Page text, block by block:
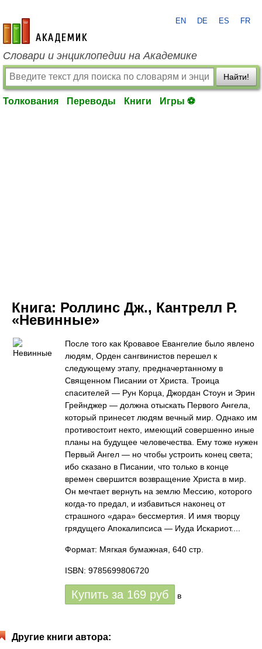
academic.ru
EN DE ES FR
Словари и энциклопедии на Академике
Найти!
Толкования Переводы Книги Игры ⚽
Книга: Роллинс Дж., Кантрелл Р.
«Невинные»
После того как Кровавое Евангелие было явлено
людям, Орден сангвинистов перешел к
следующему этапу, предначертанному в
Священном Писании от Христа. Троица
спасителей — Рун Корца, Джордан Стоун и Эрин
Грейнджер — должна отыскать Первого Ангела,
который принесет людям вечный мир. Однако им
противостоит некто, имеющий совершенно иные
планы на будущее человечества. Ему тоже нужен
Первый Ангел — но чтобы устроить конец света;
ибо сказано в Писании, что только в конце
времен свершится возвращение Христа в мир.
Он мечтает вернуть на землю Мессию, которого
когда-то предал, и избавиться наконец от
страшного «дара» бессмертия. И имя творцу
грядущего Апокалипсиса — Иуда Искариот....
Формат: Мягкая бумажная, 640 стр.
ISBN: 9785699806720
Купить за 169 руб в
Другие книги автора: